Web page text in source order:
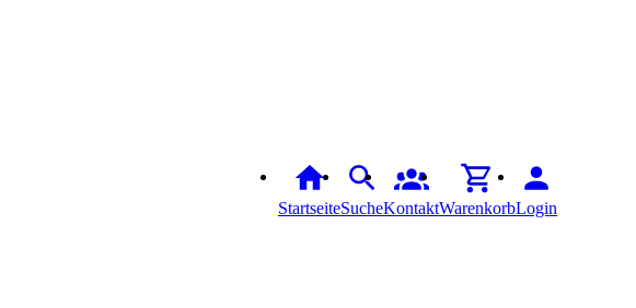
StartseiteSucheKontaktWarenkorbLogin